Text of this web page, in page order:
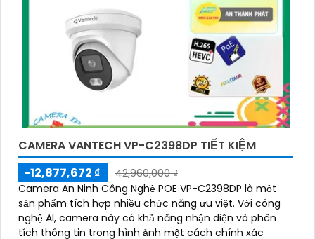
CAMERA VANTECH VP-C2398DP TIẾT KIỆM
-12,877,672 ₫
42,960,000 ₫
Camera An Ninh Công Nghệ POE VP-C2398DP là một
sản phẩm tích hợp nhiều chức năng ưu việt. Với công
nghệ AI, camera này có khả năng nhận diện và phân
tích thông tin trong hình ảnh một cách chính xác